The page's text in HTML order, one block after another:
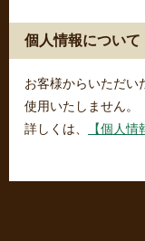
個人情報について
お客様からいただい
使用いたしません。
詳しくは、
【個人